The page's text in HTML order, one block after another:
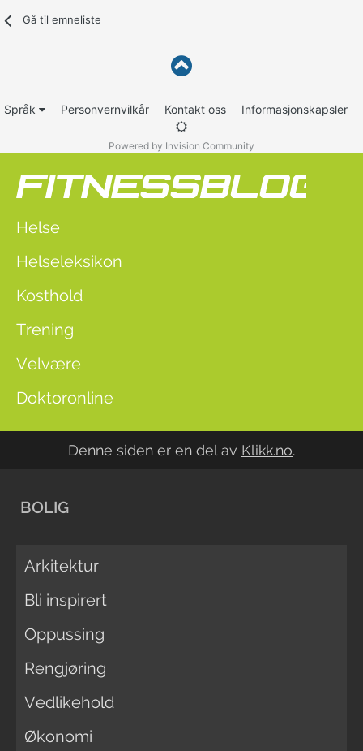
Gå til emneliste
Språk Personvernvilkår Kontakt oss Informasjonskapsler
Powered by Invision Community
Helse
Helseleksikon
Kosthold
Trening
Velvære
Doktoronline
Denne siden er en del av Klikk.no.
BOLIG
Arkitektur
Bli inspirert
Oppussing
Rengjøring
Vedlikehold
Økonomi